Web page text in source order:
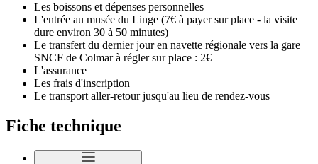
Les boissons et dépenses personnelles
L'entrée au musée du Linge (7€ à payer sur place - la visite
dure environ 30 à 50 minutes)
Le transfert du dernier jour en navette régionale vers la gare
SNCF de Colmar à régler sur place : 2€
L'assurance
Les frais d'inscription
Le transport aller-retour jusqu'au lieu de rendez-vous
Fiche technique